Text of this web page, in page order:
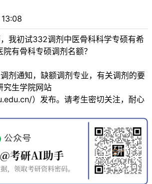
我初试332调剂中医骨科科学专硕有希
有骨科专硕调剂名额？
剂通知，缺额调剂专业，有关调剂的要
究生学院网站
）发布。请考生密切关注，耐心